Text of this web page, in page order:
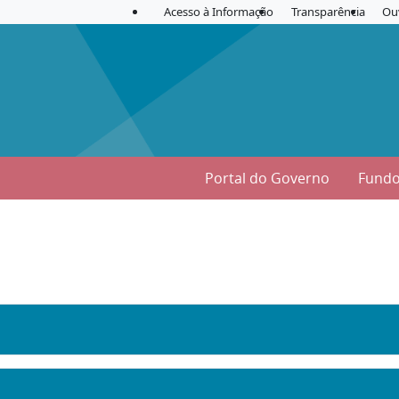
Acesso à Informação Transparência
Portal do Governo